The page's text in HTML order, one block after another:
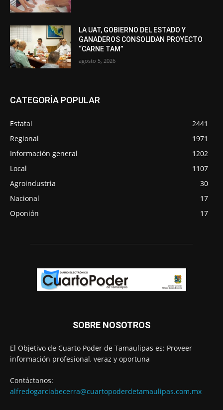
LA UAT, GOBIERNO DEL ESTADO Y
GANADEROS CONSOLIDAN PROYECTO
“CARNE TAM”
agosto 5, 2026
CATEGORÍA POPULAR
Estatal
2441
Regional
1971
Información general
1202
Local
1107
Agroindustria
30
Nacional
17
Oponión
17
SOBRE NOSOTROS
El Objetivo de Cuarto Poder de Tamaulipas es: Proveer
información profesional, veraz y oportuna
Contáctanos:
alfredogarciabecerra@cuartopoderdetamaulipas.com.mx